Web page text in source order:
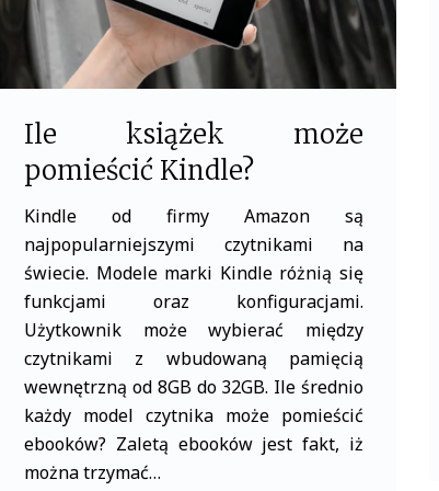
Ile książek może
pomieścić Kindle?
Kindle od firmy Amazon są
najpopularniejszymi czytnikami na
świecie. Modele marki Kindle różnią się
funkcjami oraz konfiguracjami.
Użytkownik może wybierać między
czytnikami z wbudowaną pamięcią
wewnętrzną od 8GB do 32GB. Ile średnio
każdy model czytnika może pomieścić
ebooków? Zaletą ebooków jest fakt, iż
można trzymać…